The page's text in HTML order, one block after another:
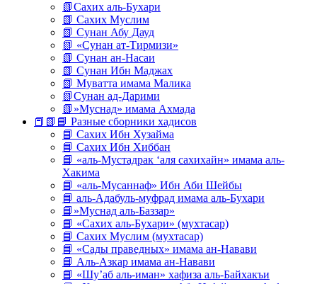
📗Сахих аль-Бухари
📗 Сахих Муслим
📗 Сунан Абу Дауд
📗 «Сунан ат-Тирмизи»
📗 Сунан ан-Насаи
📗 Сунан Ибн Маджах
📗 Муватта имама Малика
📗Сунан ад-Дарими
📗»Муснад» имама Ахмада
📕📗📘 Разные сборники хадисов
📘 Сахих Ибн Хузайма
📘 Сахих Ибн Хиббан
📘 «аль-Мустадрак ‘аля сахихайн» имама аль-
Хакима
📘 «аль-Мусаннаф» Ибн Аби Шейбы
📘 аль-Адабуль-муфрад имама аль-Бухари
📘»Муснад аль-Баззар»
📘 «Сахих аль-Бухари» (мухтасар)
📘 Сахих Муслим (мухтасар)
📘 «Сады праведных» имама ан-Навави
📘 Аль-Азкар имама ан-Навави
📘 «Шу’аб аль-иман» хафиза аль-Байхакъи